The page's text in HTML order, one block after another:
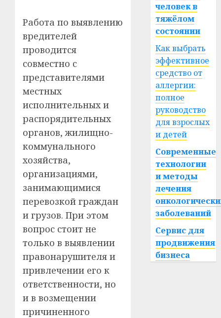
Работа по выявлению
вредителей
проводится
совместно с
представителями
местных
исполнительных и
распорядительных
органов, жилищно-
коммунального
хозяйства,
организациями,
занимающимися
перевозкой граждан
и грузов. При этом
вопрос стоит не
только в выявлении
правонарушителя и
привлечении его к
ответственности, но
и в возмещении
причиненного
человек в
тяжёлом
состоянии
Как выбрать
эффективное
средство от
аллергии:
полное
руководство
для взрослых
и детей
Современные
технологии
и методы
лечения
заболеваний
Сервис для
продвижения
бизнеса